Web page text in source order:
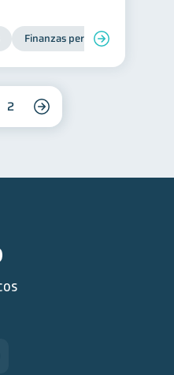
Finanzas personales
2